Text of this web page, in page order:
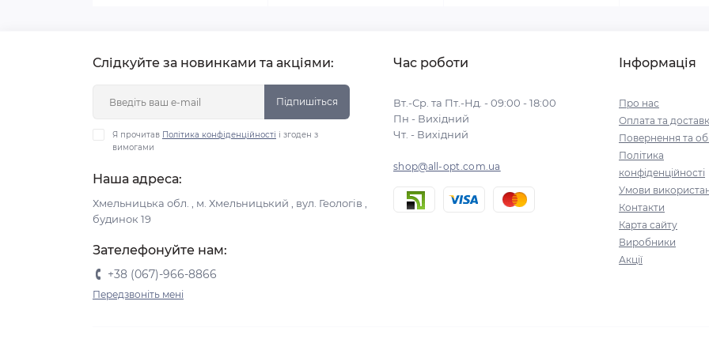
Слідкуйте за новинками та акціями:
Підпишіться
Я прочитав Політика конфіденційності і згоден з
вимогами
Наша адреса:
Хмельницька обл. , м. Хмельницький , вул. Геологів ,
будинок 19
Зателефонуйте нам:
+38 (067)-966-8866
Передзвоніть мені
Час роботи
Вт.-Ср. та Пт.-Нд. - 09:00 - 18:00
Пн - Вихідний
Чт. - Вихідний
shop@all-opt.com.ua
Інформація
Про нас
Оплата та
Повернення та
Політика
конфіденційності
Умови
Контакти
Карта сайту
Виробники
Акції